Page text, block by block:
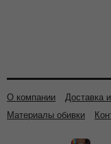
О компании Доставка
Материалы обивки